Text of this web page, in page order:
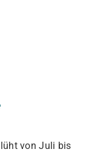
von Juli bis